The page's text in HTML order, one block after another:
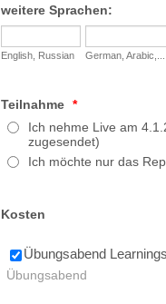
weitere Sprachen:
English, Russian German, Arabic,...
Teilnahme *
Ich nehme Live am
zugesendet)
Ich möchte nur das
Kosten
Übungsabend
Übungsabend